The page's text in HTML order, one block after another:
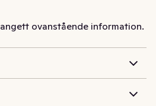
ovanstående information.